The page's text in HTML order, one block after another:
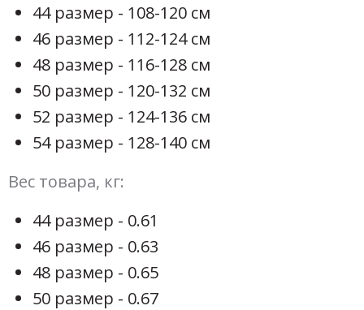
44 размер - 108-120 см
46 размер - 112-124 см
48 размер - 116-128 см
50 размер - 120-132 см
52 размер - 124-136 см
54 размер - 128-140 см
Вес товара, кг:
44 размер - 0.61
46 размер - 0.63
48 размер - 0.65
50 размер - 0.67